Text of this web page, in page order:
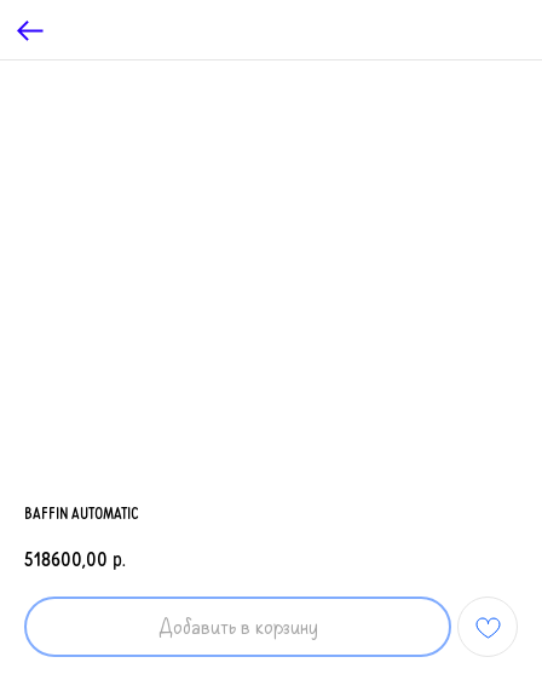
BAFFIN AUTOMATIC
518600,00 р.
Добавить в корзину